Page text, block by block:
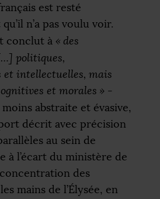
est resté
qu’il n’a pas voulu voir.
conclut à « des
politiques,
intellectuelles, mais
et morales » -
abstraite et évasive,
décrit avec précision
au sein de
à l’écart du ministère de
des
mains de l’Élysée, en